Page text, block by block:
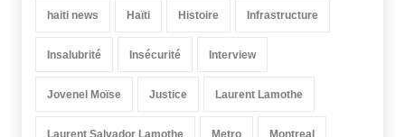
haiti news Haïti Histoire Infrastructure
Insalubrité Insécurité Interview
Jovenel Moïse Justice Laurent Lamothe
Laurent Salvador Lamothe Metro Montreal